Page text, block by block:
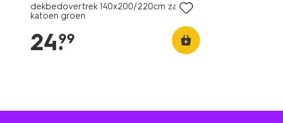
dekbedovertrek 140x200/220cm zacht
katoen groen
24.
99